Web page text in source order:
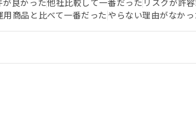
が良かった他社比較して一番だった リスクが許
用商品と比べて一番だった やらない理由がなかっ